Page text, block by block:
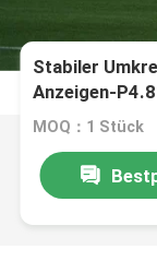
Stabiler
Anzeigen-
MOQ：1 Stück